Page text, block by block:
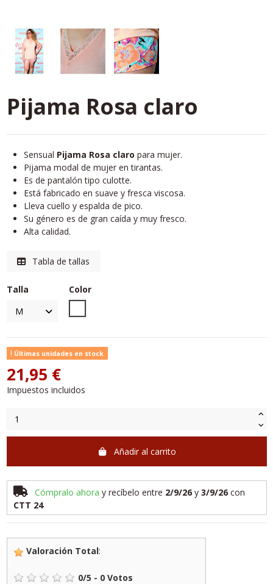
Pijama Rosa claro
Sensual Pijama Rosa claro para mujer.
Pijama modal de mujer en tirantas.
Es de pantalón tipo culotte.
Está fabricado en suave y fresca viscosa.
Lleva cuello y espalda de pico.
Su género es de gran caída y muy fresco.
Alta calidad.
Tabla de tallas
Talla
Color
Últimas unidades en stock
21,95 €
Impuestos incluidos
Añadir al carrito
Cómpralo ahora y recíbelo entre 2/9/26y 3/9/26 con
CTT 24
Valoración Total:
0/5 - 0 Votos